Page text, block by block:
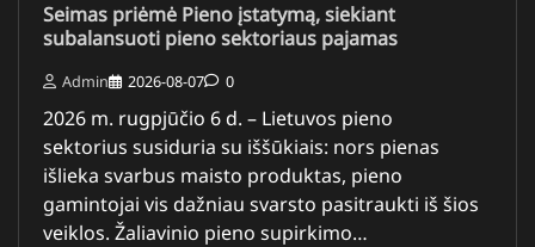
Seimas priėmė Pieno įstatymą, siekiant
subalansuoti pieno sektoriaus pajamas
Admin 2026-08-07 0
2026 m. rugpjūčio 6 d. – Lietuvos pieno
sektorius susiduria su iššūkiais: nors pienas
išlieka svarbus maisto produktas, pieno
gamintojai vis dažniau svarsto pasitraukti iš šios
veiklos. Žaliavinio pieno supirkimo…